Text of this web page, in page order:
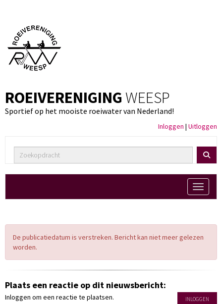
ROEIVERENIGING WEESP
Sportief op het mooiste roeiwater van Nederland!
Inloggen | Uitloggen
Toggle
De publicatiedatum is verstreken. Bericht kan niet meer gelezen
worden.
Plaats een reactie op dit nieuwsbericht:
Inloggen om een reactie te plaatsen. INLOGGEN